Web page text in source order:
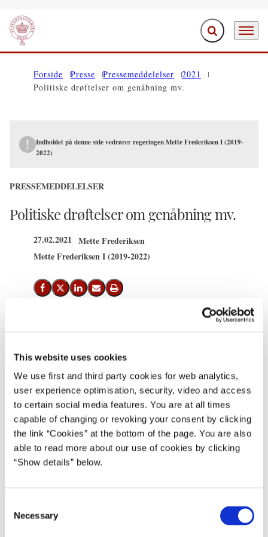
This website uses cookies
We use first and third party cookies for web analytics,
user experience optimisation, security, video and access
to certain social media features. You are at all times
capable of changing or revoking your consent by clicking
the link “Cookies” at the bottom of the page. You are also
able to read more about our use of cookies by clicking
“Show details” below.
Necessary
Gå til forsiden Fold søgefelt ud
Menu
Forside Presse Pressemeddelelser
2021
Politiske drøftelser om genåbning mv.
Indholdet på denne side vedrører regeringen Mette Frederiksen I (2019-
2022)
PRESSEMEDDELELSER
Politiske drøftelser om genåbning mv.
27.02.2021 Mette Frederiksen
Mette Frederiksen I (2019-2022)
Del på Facebook
Del på X (Twitter)
Del på LinkedIn
Send email
Print
bilaterale drøftelser om den videre genåbning af samfundet,
udrulningen af vacciner og den langsigtede strategi for
håndteringen af pandemien.
Møderækken begynder mandag den 1. marts.
Statsminister Mette Frederiksen udtaler:
”Takket være danskernes indsats, der igen har banket smitten
Vi har også brug for en samlet genåbningsplan, hvor vi i takt med